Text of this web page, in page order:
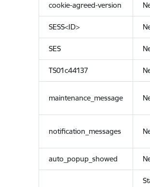
cookie-agreed-version
SESS<ID>
SES
TS01c44137
maintenance_message
notification_messages
auto_popup_showed